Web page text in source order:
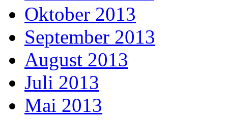
Oktober 2013
September 2013
August 2013
Juli 2013
Mai 2013